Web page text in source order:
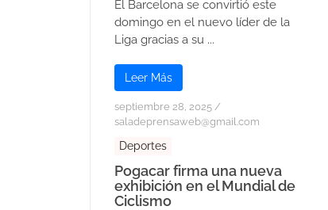
El Barcelona se convirtió este
domingo en el nuevo líder de la
Liga gracias a su ...
Leer Más
septiembre 28, 2025 /
saladeprensaweb@gmail.com
Deportes
Pogacar firma una nueva
exhibición en el Mundial de
Ciclismo